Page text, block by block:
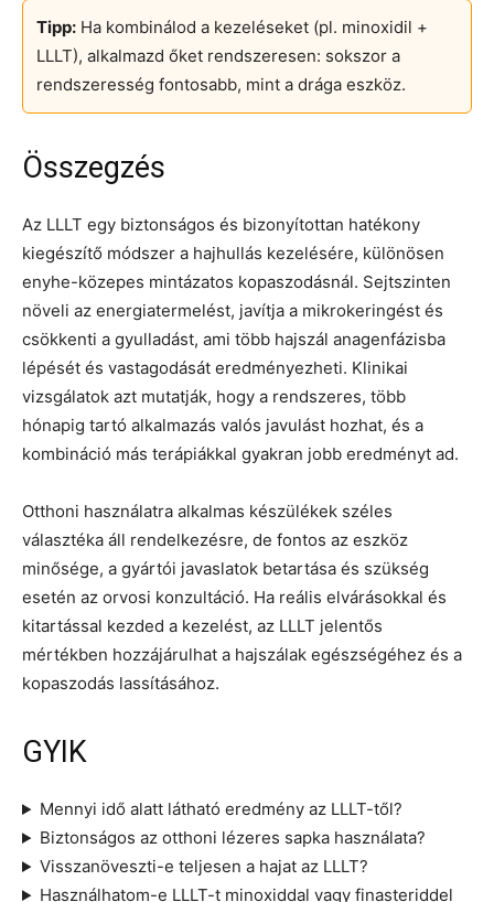
Tipp: Ha kombinálod a kezeléseket (pl. minoxidil +
LLLT), alkalmazd őket rendszeresen: sokszor a
rendszeresség fontosabb, mint a drága eszköz.
Összegzés
Az LLLT egy biztonságos és bizonyítottan hatékony
kiegészítő módszer a hajhullás kezelésére, különösen
enyhe-közepes mintázatos kopaszodásnál. Sejtszinten
növeli az energiatermelést, javítja a mikrokeringést és
csökkenti a gyulladást, ami több hajszál anagenfázisba
lépését és vastagodását eredményezheti. Klinikai
vizsgálatok azt mutatják, hogy a rendszeres, több
hónapig tartó alkalmazás valós javulást hozhat, és a
kombináció más terápiákkal gyakran jobb eredményt ad.
Otthoni használatra alkalmas készülékek széles
választéka áll rendelkezésre, de fontos az eszköz
minősége, a gyártói javaslatok betartása és szükség
esetén az orvosi konzultáció. Ha reális elvárásokkal és
kitartással kezded a kezelést, az LLLT jelentős
mértékben hozzájárulhat a hajszálak egészségéhez és a
kopaszodás lassításához.
GYIK
Mennyi idő alatt látható eredmény az LLLT-től?
Biztonságos az otthoni lézeres sapka használata?
Visszanöveszti-e teljesen a hajat az LLLT?
Használhatom-e LLLT-t minoxiddal vagy finasteriddel